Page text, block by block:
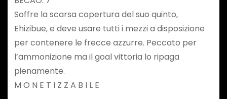
Soffre la scarsa copertura del suo quinto,
Ehizibue, e deve usare tutti i mezzi a disposizione
per contenere le frecce azzurre. Peccato per
l’ammonizione ma il goal vittoria lo ripaga
pienamente.
M O N E T I Z Z A B I L E